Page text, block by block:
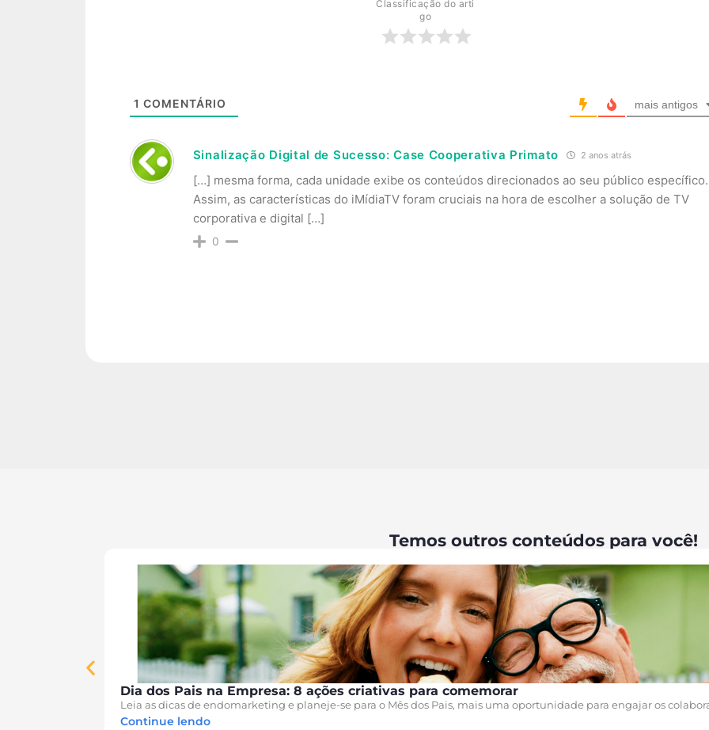
Classificação do arti
go
1 COMENTÁRIO mais antigos
Sinalização Digital de Sucesso: Case Cooperativa Primato 2 anos atrás
[…] mesma forma, cada unidade exibe os conteúdos direcionados ao seu público específico.
Assim, as características do iMídiaTV foram cruciais na hora de escolher a solução de TV
corporativa e digital […]
0
Temos outros conteúdos para você!
Dia dos Pais na Empresa: 8 ações criativas para comemorar
Leia as dicas de endomarketing e planeje-se para o Mês dos Pais, mais uma oportunidade para engajar os
Continue lendo